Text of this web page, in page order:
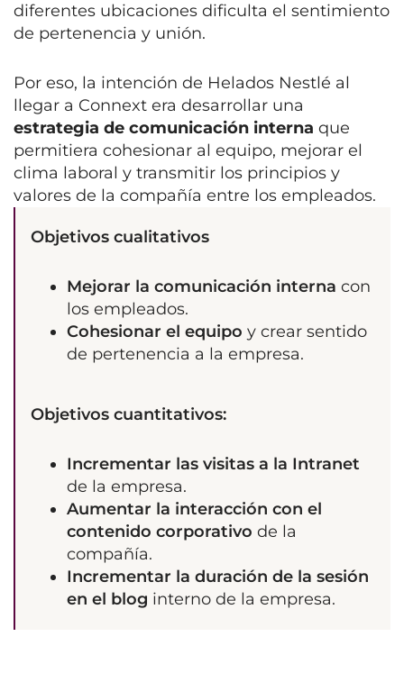
diferentes ubicaciones dificulta el sentimiento
de pertenencia y unión.
Por eso, la intención de Helados Nestlé al
llegar a Connext era desarrollar una
estrategia de comunicación interna que
permitiera cohesionar al equipo, mejorar el
clima laboral y transmitir los principios y
valores de la compañía entre los empleados.
Objetivos cualitativos
Mejorar la comunicación interna con
los empleados.
Cohesionar el equipo y crear sentido
de pertenencia a la empresa.
Objetivos cuantitativos:
Incrementar las visitas a la Intranet
de la empresa.
Aumentar la interacción con el
contenido corporativo de la
compañía.
Incrementar la duración de la sesión
en el blog interno de la empresa.